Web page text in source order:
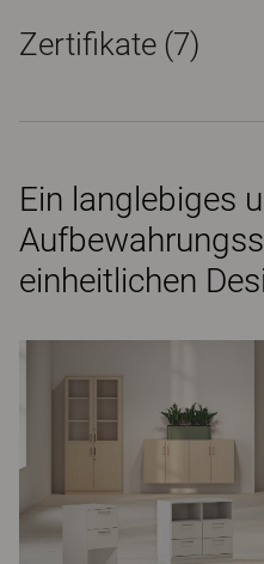
Zertifikate (7)
Ein langlebiges
einheitlichen